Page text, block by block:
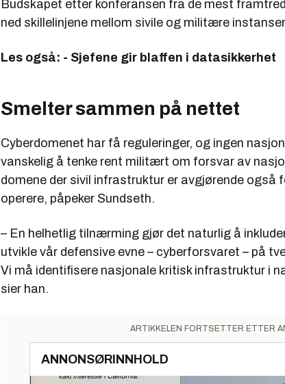
Skal beskytte informasjon og objekter mot spionasje,
samme lov.
alvorlige dataangrep og bistår i håndteringen.
Justisdepartementet om saker i sivil sektor.
Politiets sikkerhetstjeneste (PST):
PST har ansvar for den nasjonale sikkerhet innenfor
annet omfatter kontraetterretning.
Har kompetanse til både å avdekke og selv utnytte
Ledes av Janne Kristiansen.
Norsk senter for informasjonssikring (NorSIS)
Underlagt Fornyingsdepartementet (FAD), har base i
Budskapet etter konferansen fra de mest
ned skillelinjene mellom sivile og militære
Les også: - Sjefene gir blaffen i datasikkerhet
Smelter sammen på nettet
Cyberdomenet har få reguleringer, og ingen
vanskelig å tenke rent militært om forsvar av
domene der sivil infrastruktur er avgjørende også
operere, påpeker Sundseth.
– En helhetlig tilnærming gjør det naturlig å
utvikle vår defensive evne – cyberforsvaret – på
Vi må identifisere nasjonale kritisk infrastruktur i
sier han.
ARTIKKELEN FORTSETTER ETTER
ANNONSØRINNHOLD